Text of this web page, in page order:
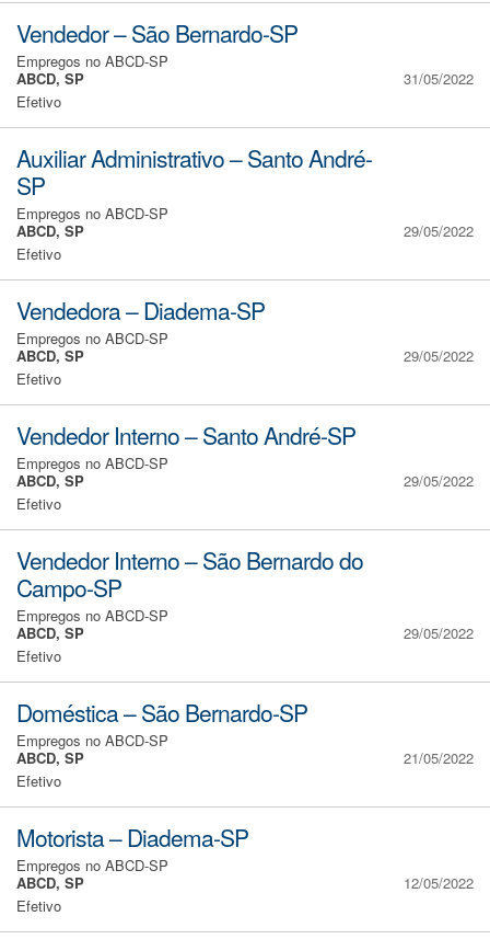
Vendedor – São Bernardo-SP
Empregos no ABCD-SP
ABCD, SP
Efetivo
31/05/2022
Auxiliar Administrativo – Santo André-
SP
Empregos no ABCD-SP
ABCD, SP
Efetivo
29/05/2022
Vendedora – Diadema-SP
Empregos no ABCD-SP
ABCD, SP
Efetivo
29/05/2022
Vendedor Interno – Santo André-SP
Empregos no ABCD-SP
ABCD, SP
Efetivo
29/05/2022
Vendedor Interno – São Bernardo do
Campo-SP
Empregos no ABCD-SP
ABCD, SP
Efetivo
29/05/2022
Doméstica – São Bernardo-SP
Empregos no ABCD-SP
ABCD, SP
Efetivo
21/05/2022
Motorista – Diadema-SP
Empregos no ABCD-SP
ABCD, SP
Efetivo
12/05/2022